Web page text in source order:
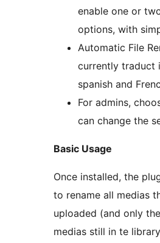
enable one or
options, with
Automatic File
currently traduct
spanish and
For admins,
can change the
Basic Usage
Once installed, the
to rename all medias
uploaded (and only
medias still in te